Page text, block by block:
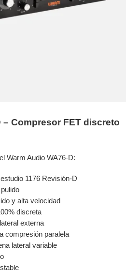
– Compresor FET discreto
Warm Audio WA76-D:
1176 Revisión-D
y alta velocidad
discreta
externa
compresión paralela
lateral variable